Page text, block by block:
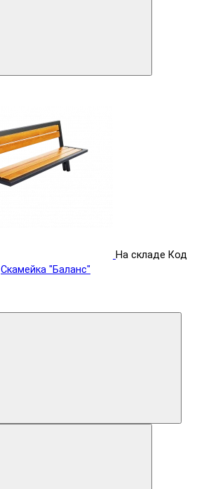
На складе Код
Скамейка "Баланс"